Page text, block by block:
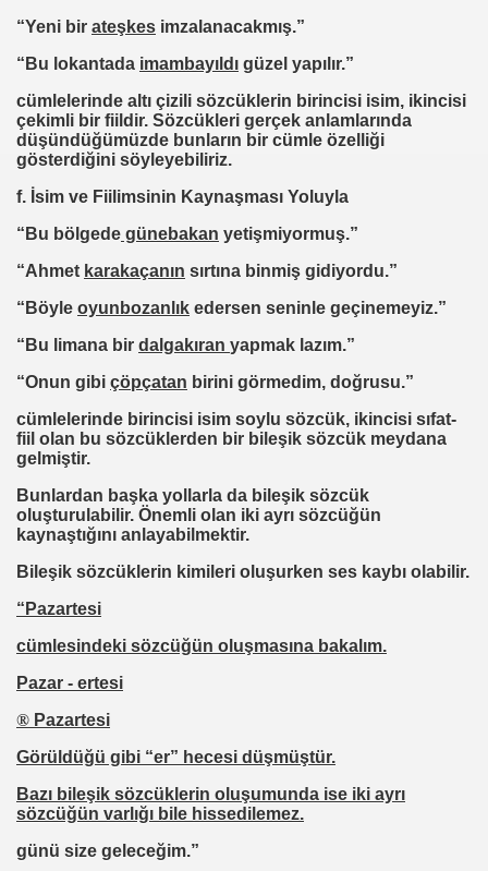
“Yeni bir ateşkes imzalanacakmış.”
“Bu lokantada imambayıldı güzel yapılır.”
cümlelerinde altı çizili sözcüklerin birincisi isim, ikincisi
çekimli bir fiildir. Sözcükleri gerçek anlamlarında
düşündüğümüzde bunların bir cümle özelliği
gösterdiğini söyleyebiliriz.
f. İsim ve Fiilimsinin Kaynaşması Yoluyla
“Bu bölgede günebakan yetişmiyormuş.”
“Ahmet karakaçanın sırtına binmiş gidiyordu.”
“Böyle oyunbozanlık edersen seninle geçinemeyiz.”
“Bu limana bir dalgakıran yapmak lazım.”
“Onun gibi çöpçatan birini görmedim, doğrusu.”
cümlelerinde birincisi isim soylu sözcük, ikincisi sıfat-
fiil olan bu sözcüklerden bir bileşik sözcük meydana
gelmiştir.
Bunlardan başka yollarla da bileşik sözcük
oluşturulabilir. Önemli olan iki ayrı sözcüğün
kaynaştığını anlayabilmektir.
Bileşik sözcüklerin kimileri oluşurken ses kaybı olabilir.
“Pazartesi
cümlesindeki sözcüğün oluşmasına bakalım.
Pazar - ertesi
® Pazartesi
Görüldüğü gibi “er” hecesi düşmüştür.
Bazı bileşik sözcüklerin oluşumunda ise iki ayrı
sözcüğün varlığı bile hissedilemez.
günü size geleceğim.”